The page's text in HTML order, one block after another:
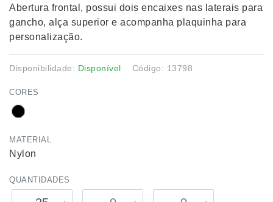
Abertura frontal, possui dois encaixes nas laterais para
gancho, alça superior e acompanha plaquinha para
personalização.
Disponibilidade: Disponível Código: 13798
CORES
MATERIAL
Nylon
QUANTIDADES